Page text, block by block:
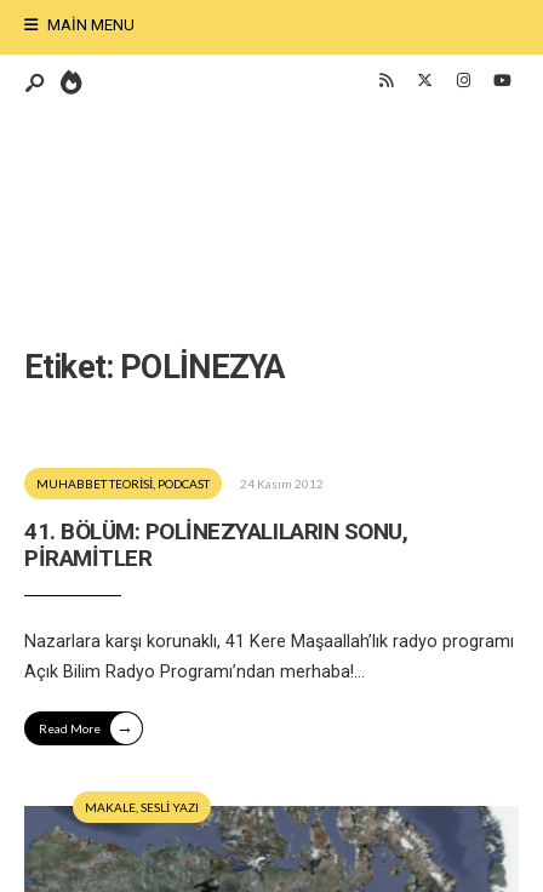
MAIN MENU
Etiket: POLİNEZYA
MUHABBET TEORİSİ PODCAST 24 Kasım 2012
41. BÖLÜM: POLİNEZYALILARIN SONU,
PİRAMİTLER
Nazarlara karşı korunaklı, 41 Kere Maşaallah’lık radyo programı
Açık Bilim Radyo Programı’ndan merhaba!...
Read More →
MAKALE SESLİ YAZI